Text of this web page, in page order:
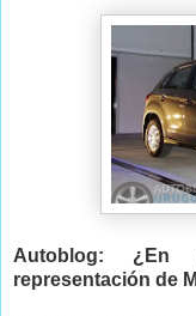
Autoblog: ¿En
representación de